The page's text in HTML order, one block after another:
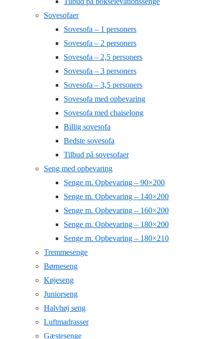
Sovesofaer
Sovesofa – 1 personers
Sovesofa – 2 personers
Sovesofa – 2,5 personers
Sovesofa – 3 personers
Sovesofa – 3,5 personers
Sovesofa med opbevaring
Sovesofa med chaiselong
Billig sovesofa
Bedste sovesofa
Tilbud på sovesofaer
Seng med opbevaring
Senge m. Opbevaring – 90×200
Senge m. Opbevaring – 140×200
Senge m. Opbevaring – 160×200
Senge m. Opbevaring – 180×200
Senge m. Opbevaring – 180×210
Tremmesenge
Børneseng
Køjeseng
Juniorseng
Halvhøj seng
Luftmadrasser
Gæstesenge